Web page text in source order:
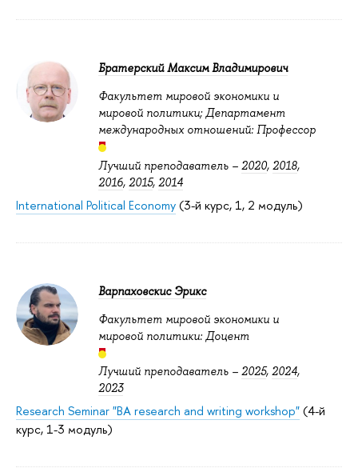
Братерский Максим Владимирович
Факультет мировой экономики и
мировой политики; Департамент
международных отношений: Профессор
Лучший преподаватель – 2020, 2018,
2016, 2015, 2014
International Political Economy(3-й курс, 1, 2 модуль)
Варпаховскис Эрикс
Факультет мировой экономики и
мировой политики: Доцент
Лучший преподаватель – 2025, 2024,
2023
Research Seminar "BA research and writing workshop"(4-й
курс, 1-3 модуль)